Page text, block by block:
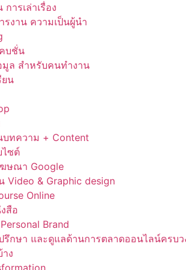
การเล่าเรื่อง
รงาน ความเป็นผู้นำ
บชั่น
มูล สำหรับคนทำงาน
ยน
บทความ + Content
ไซต์
ษณา Google
Video & Graphic design
Online
สือ
Brand
รึกษา และดูแลด้านการตลาดออนไลน์ครบว
ง